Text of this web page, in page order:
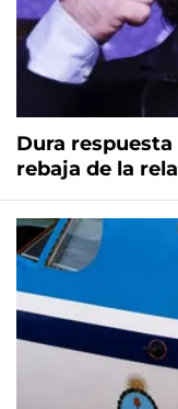
Dura
rebaja de la